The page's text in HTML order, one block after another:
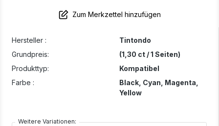
Hersteller :
Tintondo
Grundpreis:
(1,30 ct / 1 Seiten)
Produkttyp:
Kompatibel
Farbe :
Black, Cyan , Magenta
Yellow
Weitere Variationen:
Zum Merkzettel hinzufügen